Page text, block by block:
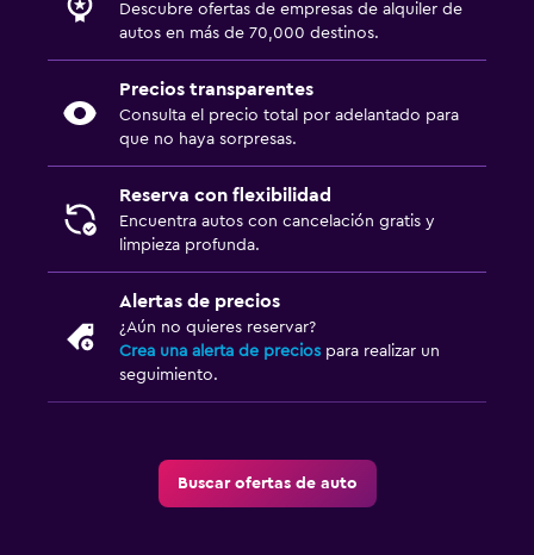
Descubre ofertas de empresas de alquiler de
autos en más de 70,000 destinos.
Precios transparentes
Consulta el precio total por adelantado para
que no haya sorpresas.
Reserva con flexibilidad
Encuentra autos con cancelación gratis y
limpieza profunda.
Alertas de precios
¿Aún no quieres reservar?
Crea una alerta de precios para realizar un
seguimiento.
Buscar ofertas de auto